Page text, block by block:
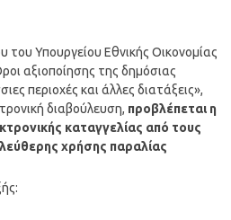
του Υπουργείου Εθνικής Οικονομίας
αξιοποίησης της δημόσιας
περιοχές και άλλες διατάξεις»,
διαβούλευση, προβλέπεται η
καταγγελίας από τους
χρήσης παραλίας